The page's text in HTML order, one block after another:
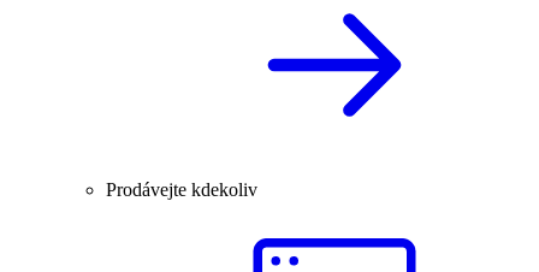
Prodávejte kdekoliv